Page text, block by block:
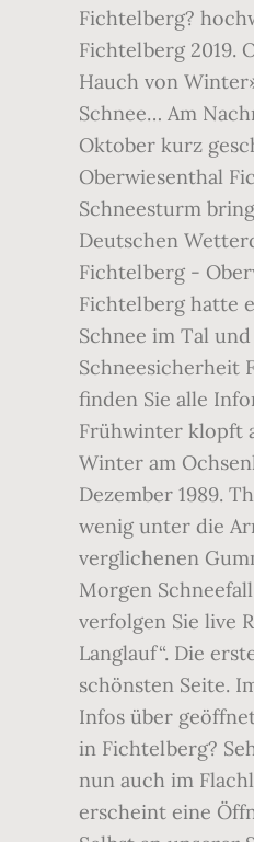
Fichtelberg?
Fichtelberg 2019.
Hauch von
Schnee… Am
Oktober kurz
Oberwiesenthal
Schneesturm
Deutschen
Fichtelberg -
Fichtelberg hatte
Schnee im Tal
Schneesicherheit
finden Sie alle
Frühwinter klopft
Winter am
Dezember 1989.
wenig unter die
verglichenen
Morgen
verfolgen Sie live
Langlauf“. Die
schönsten Seite.
Infos über
in Fichtelberg?
nun auch im
erscheint eine